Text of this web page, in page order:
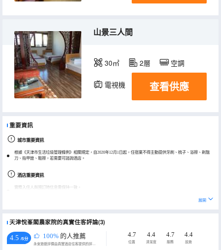
山景三人間
30㎡ 2層 空調
電視機 查看供應
重要資訊
城市重要資訊
根據《天津市生活垃圾管理條例》相關規定，自2020年12月1日起，住宿業不得主動提供牙刷、梳子、浴擦、剃鬚
刀、指甲銼、鞋擦，若需要可諮詢酒店。
酒店重要資訊
實際入住人與預訂時信息需保持一致。
展開
天津悅峯閣農家院的真實住客評論(3)
4.5 /5分 100% 的人推薦
永安旅遊評價由真實酒店住客提供的評價。
4.7
位置
4.4
清潔度
4.7
服務
4.4
設施